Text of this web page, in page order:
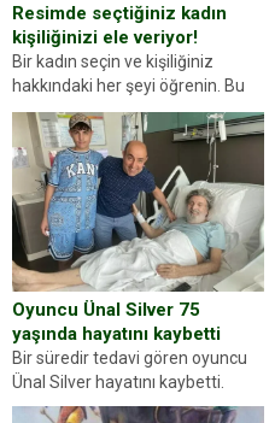
Resimde seçtiğiniz kadın
kişiliğinizi ele veriyor!
Bir kadın seçin ve kişiliğiniz
hakkındaki her şeyi öğrenin. Bu
kez karşınıza oldukça farklı bir
kişilik testiyle çıkıyoruz. Resimde
gördüğünüz kadın figürlerinden
dikkatinizi en...
Oyuncu Ünal Silver 75
yaşında hayatını kaybetti
Bir süredir tedavi gören oyuncu
Ünal Silver hayatını kaybetti.
Haberi, oyuncunun menajerlik